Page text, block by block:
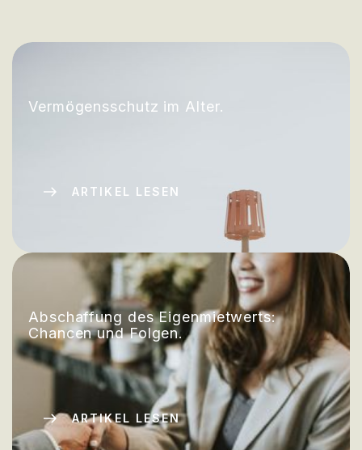
Vermögensschutz im Alter.
ARTIKEL LESEN
Abschaffung des Eigenmietwerts:
Chancen und Folgen.
ARTIKEL LESEN